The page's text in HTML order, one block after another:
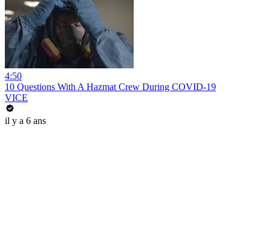
4:50
10 Questions With A Hazmat Crew During COVID-19
VICE
il y a 6 ans